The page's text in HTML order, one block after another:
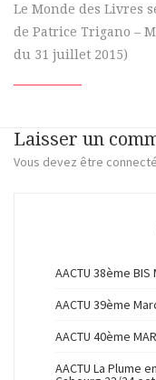
Le Monde des Livres
de Patrice Trigano –
du 31 juillet 2015)
Laisser un
Vous devez être connecté
AACTU 38ème BIS
AACTU 39ème
AACTU 40ème
AACTU La Plume